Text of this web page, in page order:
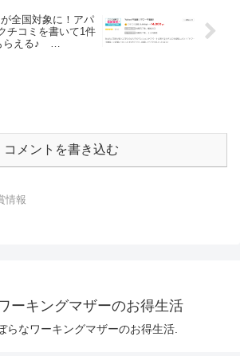
全国対象に！アパ
チコミを書いて1件
らえる♪
コメントを書き込む
情報
ーキングマザーのお得生活
らなワーキングマザーのお得生活.